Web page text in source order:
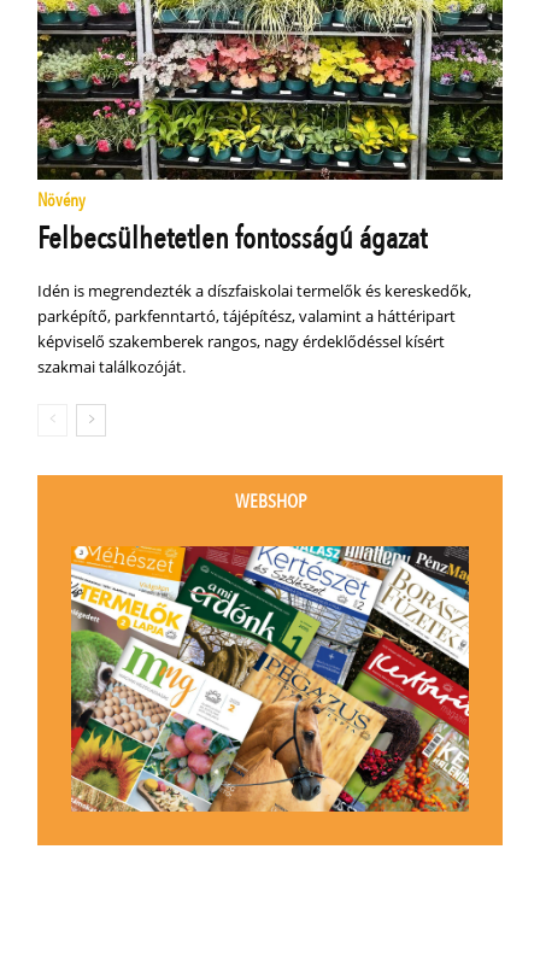
Növény
Felbecsülhetetlen fontosságú ágazat
Idén is megrendezték a díszfaiskolai termelők és kereskedők,
parképítő, parkfenntartó, tájépítész, valamint a háttéripart
képviselő szakemberek rangos, nagy érdeklődéssel kísért
szakmai találkozóját.
WEBSHOP